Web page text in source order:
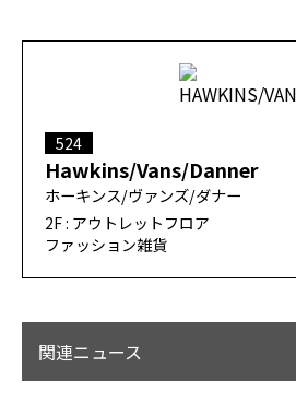
524
Hawkins/Vans/Danner
ホーキンス/ヴァンズ/ダナー
2F : アウトレットフロア
ファッション雑貨
関連ニュース